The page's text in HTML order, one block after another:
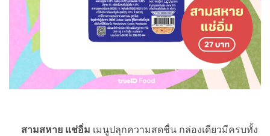
สามสหาย แช่อิ่ม เมนูปลุกความสดชื่น กล่องเดียวมีครบทั้ง